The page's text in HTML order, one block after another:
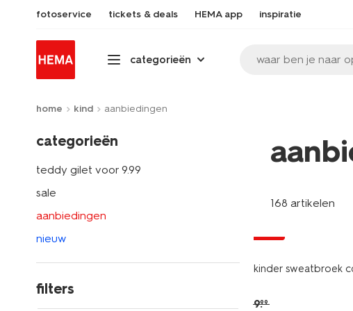
fotoservice tickets & deals HEMA app inspiratie
categorieën waar ben je naar
home kind aanbiedingen
categorieën
teddy gilet voor 9.99
sale
aanbiedingen
nieuw
filters
168 artikelen
kinder sweatbroek
9.99